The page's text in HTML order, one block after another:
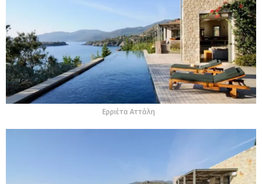
Ερριέτα Αττάλη